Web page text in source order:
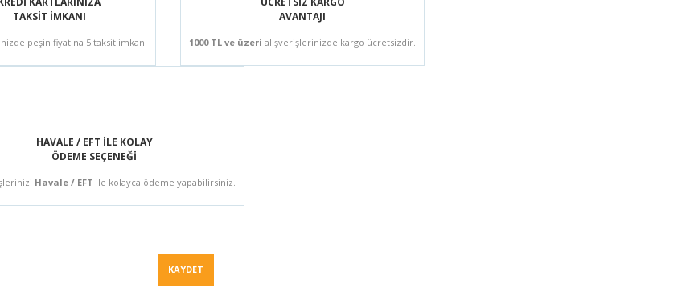
TAKSİT İMKANI
peşin fiyatına 5 taksit imkanı
AVANTAJI
1000 TL ve üzeri alışverişlerinizde kargo ücretsizdir.
HAVALE / EFT İLE KOLAY
ÖDEME SEÇENEĞİ
Havale / EFT ile kolayca ödeme yapabilirsiniz.
KAYDET